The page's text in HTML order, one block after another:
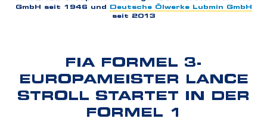
GmbH seit 1946 und
Deutsche Ölwerke Lubmin GmbH
seit 2013
FIA FORMEL 3-
EUROPAMEISTER LANCE
STROLL STARTET IN DER
FORMEL 1